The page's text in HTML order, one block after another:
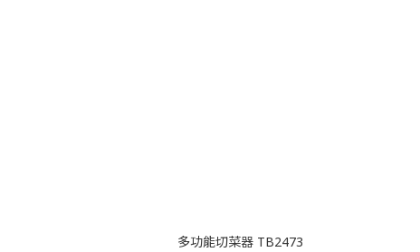
多功能切菜器 TB2473